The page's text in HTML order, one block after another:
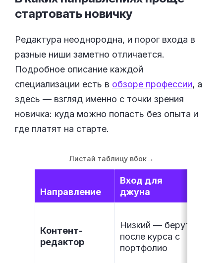
стартовать новичку
Редактура неоднородна, и порог входа в
разные ниши заметно отличается.
Подробное описание каждой
специализации есть в обзоре профессии, а
здесь — взгляд именно с точки зрения
новичка: куда можно попасть без опыта и
где платят на старте.
Листай таблицу вбок →
Направление
Вход для
джуна
Контент-
редактор
Низкий — берут
после курса с
портфолио